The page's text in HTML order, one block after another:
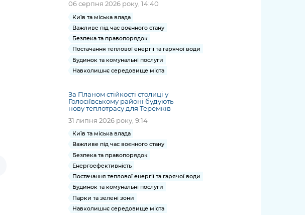
06 серпня 2026 року, 14:40
Київ та міська влада
Важливе під час воєнного стану
Безпека та правопорядок
Постачання теплової енергії та гарячої води
Будинок та комунальні послуги
Навколишнє середовище міста
За Планом стійкості столиці у
Голосіївському районі будують
нову теплотрасу для Теремків
31 липня 2026 року, 9:14
Київ та міська влада
Важливе під час воєнного стану
Безпека та правопорядок
Енергоефективність
Постачання теплової енергії та гарячої води
Будинок та комунальні послуги
Парки та зелені зони
Навколишнє середовище міста